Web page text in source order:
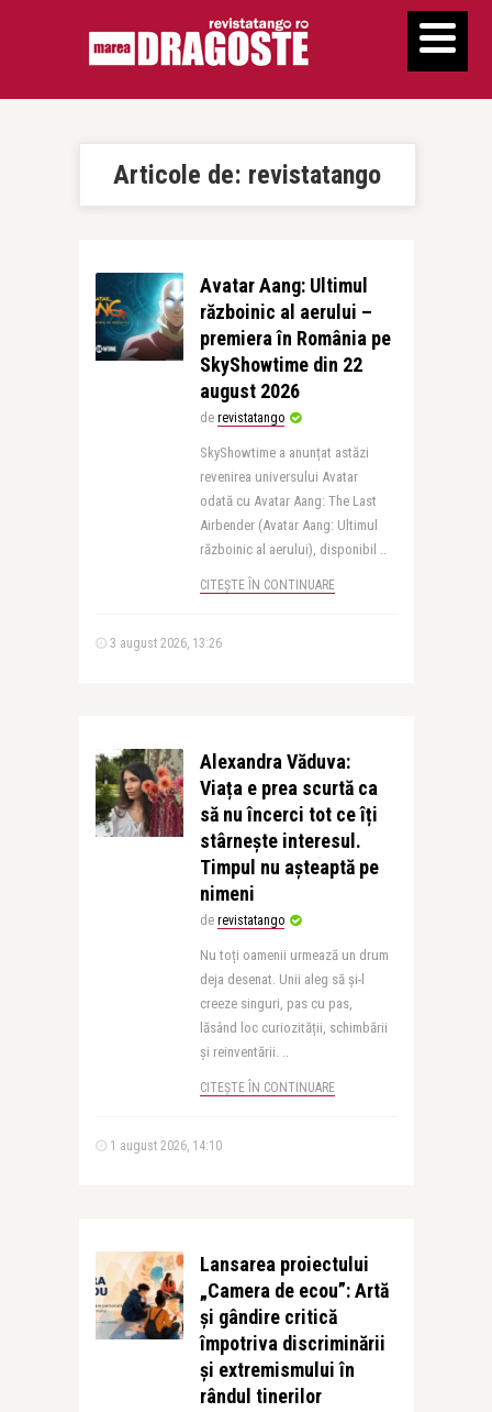
Articole de: revistatango
Avatar Aang: Ultimul
războinic al aerului –
premiera în România pe
SkyShowtime din 22
august 2026
de revistatango
SkyShowtime a anunțat astăzi
revenirea universului Avatar
odată cu Avatar Aang: The Last
Airbender (Avatar Aang: Ultimul
războinic al aerului), disponibil ..
CITEȘTE ÎN CONTINUARE
3 august 2026, 13:26
Alexandra Văduva:
Viața e prea scurtă ca
să nu încerci tot ce îți
stârnește interesul.
Timpul nu așteaptă pe
nimeni
de revistatango
Nu toți oamenii urmează un drum
deja desenat. Unii aleg să și-l
creeze singuri, pas cu pas,
lăsând loc curiozității, schimbării
și reinventării. ..
CITEȘTE ÎN CONTINUARE
1 august 2026, 14:10
Lansarea proiectului
„Camera de ecou”: Artă
și gândire critică
împotriva discriminării
și extremismului în
rândul tinerilor